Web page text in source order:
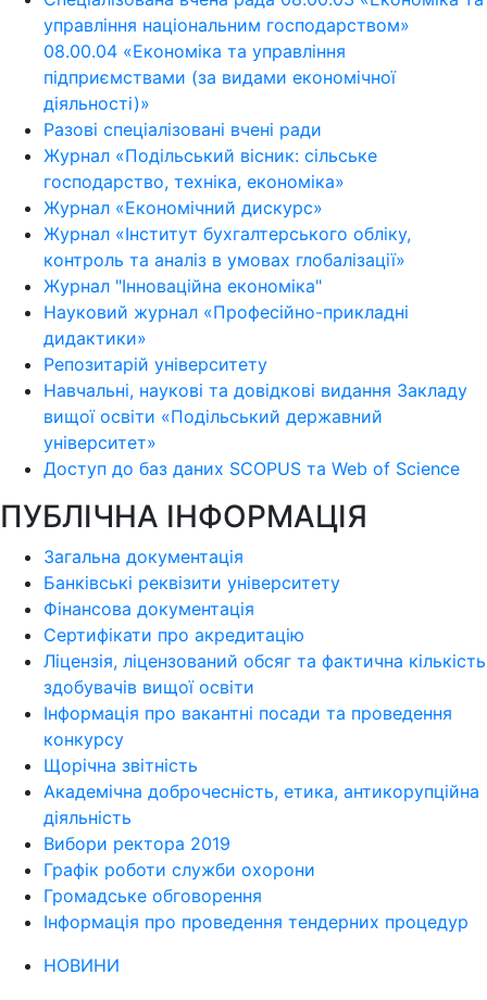
управління національним господарством»
08.00.04 «Економіка та управління
підприємствами (за видами економічної
діяльності)»
Разові спеціалізовані вчені ради
Журнал «Подільський вісник: сільське
господарство, техніка, економіка»
Журнал «Економічний дискурс»
Журнал «Інститут бухгалтерського обліку,
контроль та аналіз в умовах глобалізації»
Журнал "Інноваційна економіка"
Науковий журнал «Професійно-прикладні
дидактики»
Репозитарій університету
Навчальні, наукові та довідкові видання Закладу
вищої освіти «Подільський державний
університет»
Доступ до баз даних SCOPUS та Web of Science
ПУБЛІЧНА ІНФОРМАЦІЯ
Загальна документація
Банківські реквізити університету
Фінансова документація
Сертифікати про акредитацію
Ліцензія, ліцензований обсяг та фактична кількість
здобувачів вищої освіти
Інформація про вакантні посади та проведення
конкурсу
Щорічна звітність
Академічна доброчесність, етика, антикорупційна
діяльність
Вибори ректора 2019
Графік роботи служби охорони
Громадське обговорення
Інформація про проведення тендерних процедур
НОВИНИ